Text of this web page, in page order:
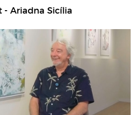
- Ariadna Sicília